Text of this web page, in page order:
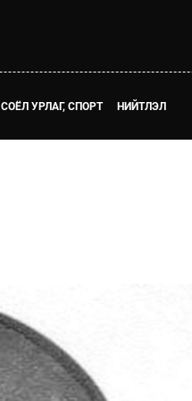
СОЁЛ УРЛАГ, СПОРТ НИЙТЛЭЛ